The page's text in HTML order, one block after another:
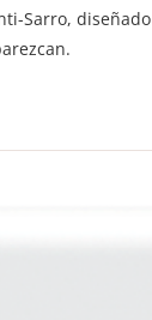
Sarro,